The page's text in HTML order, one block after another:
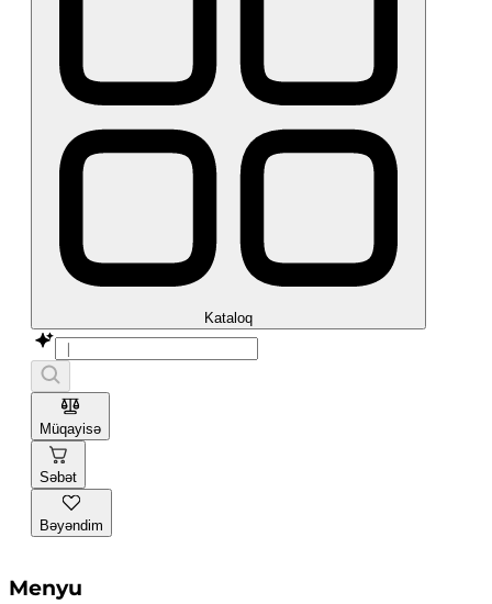
Kataloq
Müqayisə
Səbət
Bəyəndim
Menyu